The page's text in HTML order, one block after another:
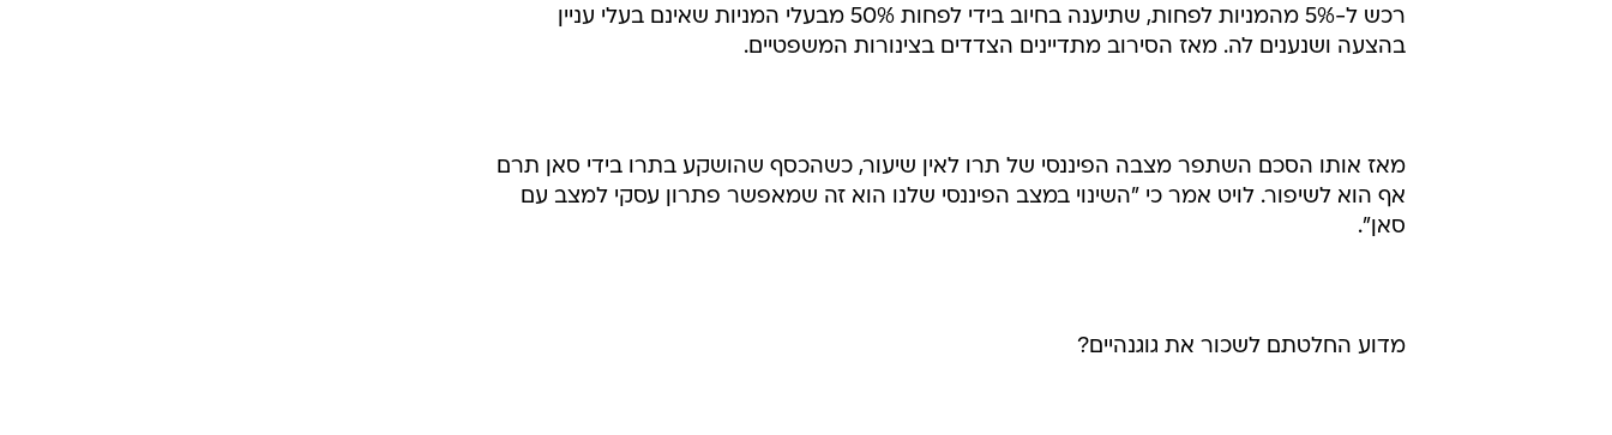
רכש ל-5% מהמניות לפחות, שתיענה בחיוב בידי לפחות 50% מבעלי המניות שאינם בעלי עניין
בהצעה ושנענים לה. מאז הסירוב מתדיינים הצדדים בצינורות המשפטיים.
מאז אותו הסכם השתפר מצבה הפיננסי של תרו לאין שיעור, כשהכסף שהושקע בתרו בידי סאן תרם
אף הוא לשיפור. לויט אמר כי "השינוי במצב הפיננסי שלנו הוא זה שמאפשר פתרון עסקי למצב עם
סאן".
מדוע החלטתם לשכור את גוגנהיים?